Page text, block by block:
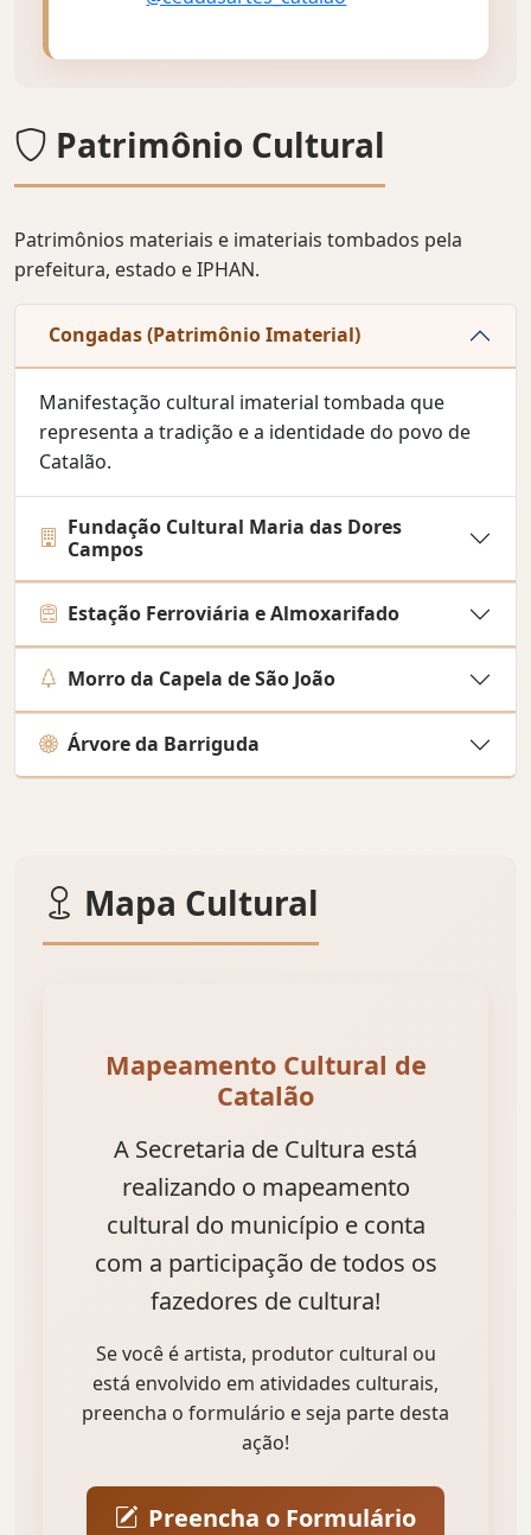
Patrimônio Cultural
Patrimônios materiais e imateriais tombados pela
prefeitura, estado e IPHAN.
Congadas (Patrimônio Imaterial)
Manifestação cultural imaterial tombada que
representa a tradição e a identidade do povo de
Catalão.
Fundação Cultural Maria das Dores
Campos
Estação Ferroviária e Almoxarifado
Morro da Capela de São João
Árvore da Barriguda
Mapa Cultural
Mapeamento Cultural de
Catalão
A Secretaria de Cultura está
realizando o mapeamento
cultural do município e conta
com a participação de todos os
fazedores de cultura!
Se você é artista, produtor cultural ou
está envolvido em atividades culturais,
preencha o formulário e seja parte desta
ação!
Preencha o Formulário